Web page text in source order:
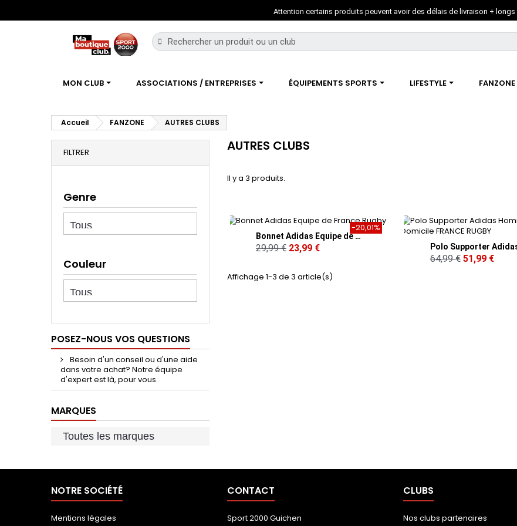
Attention certains produits peuvent avoir des délais de livraison + longs
MON CLUB ASSOCIATIONS / ENTREPRISES ÉQUIPEMENTS SPORTS LIFESTYLE FANZONE
Accueil FANZONE AUTRES CLUBS
FILTRER
Genre
Couleur
POSEZ-NOUS VOS QUESTIONS
Besoin d'un conseil ou d'une aide
dans votre achat? Notre équipe
d'expert est là, pour vous.
MARQUES
AUTRES CLUBS
Il y a 3 produits.
-20,01%
Bonnet Adidas Equipe de France Rugby
29,99 € 23,99 €
64,99 € 51,99 €
Affichage 1-3 de 3 article(s)
NOTRE SOCIÉTÉ
Mentions légales
CONTACT
Sport 2000 Guichen
CLUBS
Nos clubs partenaires